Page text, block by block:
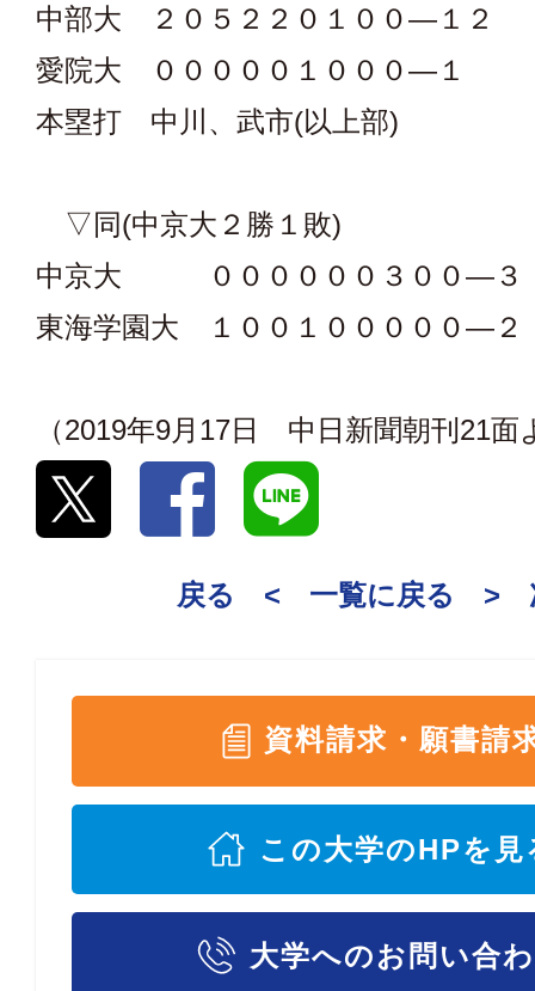
中部大 ２０５２２０１００―１２
愛院大 ０００００１０００―１
本塁打 中川、武市(以上部)
▽同(中京大２勝１敗)
中京大 ００００００３００―３
東海学園大 １００１０００００―２
（2019年9月17日 中日新聞朝刊21面
戻る < 一覧に戻る >
資料請求・願書請
この大学のHPを見
大学へのお問い合